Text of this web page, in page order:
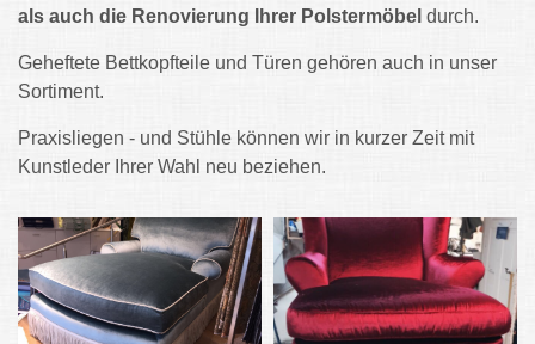
als auch die Renovierung Ihrer Polstermöbel durch.
Geheftete Bettkopfteile und Türen gehören auch in unser
Sortiment.
Praxisliegen - und Stühle können wir in kurzer Zeit mit
Kunstleder Ihrer Wahl neu beziehen.